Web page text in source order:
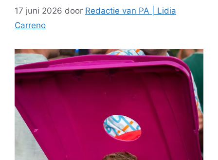
17 juni 2026 door Redactie van PA | Lidia
Carreno